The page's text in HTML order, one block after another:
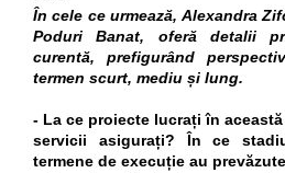
În cele ce urmează, Alexandra
Poduri Banat, oferă detalii
curentă, prefigurând
termen scurt, mediu și lung.
- La ce proiecte lucrați în
servicii asigurați? În ce
termene de execuție au